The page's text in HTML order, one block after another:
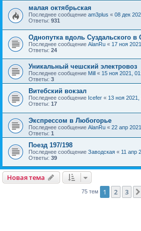
малая октябрьская
Последнее сообщение am3plus « 08 дек
Ответы: 931
Однопутка вдоль Суздальского в
Последнее сообщение AlanRu « 17 ноя
Ответы: 24
Уникальный чешский электровоз
Последнее сообщение Mill « 15 ноя 2021,
Ответы: 3
Витебский вокзал
Последнее сообщение Icefer « 13 ноя 2021,
Ответы: 17
Экспрессом в Любогорье
Последнее сообщение AlanRu « 22 апр
Ответы: 1
Поезд 197/198
Последнее сообщение Заводская « 11 апр
Ответы: 39
Новая тема
75 тем 1 2 3